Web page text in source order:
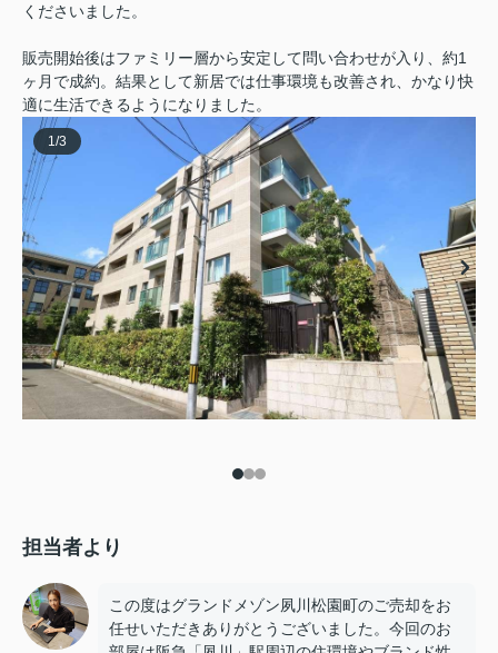
くださいました。
販売開始後はファミリー層から安定して問い合わせが入り、約1
ヶ月で成約。結果として新居では仕事環境も改善され、かなり快
適に生活できるようになりました。
1/3
担当者より
この度はグランドメゾン夙川松園町のご売却をお
任せいただきありがとうございました。今回のお